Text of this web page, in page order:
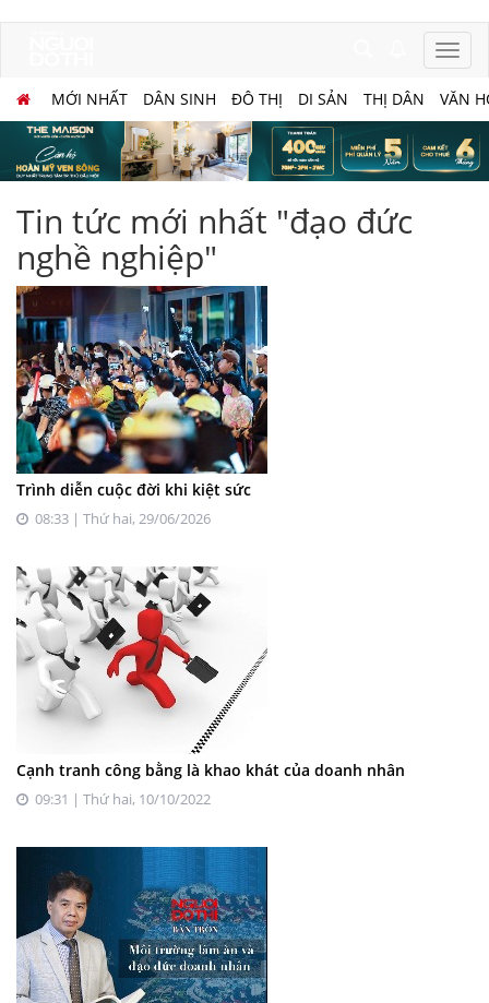
MỚI NHẤT DÂN SINH ĐÔ THỊ DI SẢN THỊ DÂN VĂN
Tin tức mới nhất "đạo đức
nghề nghiệp"
Trình diễn cuộc đời khi kiệt sức
08:33 | Thứ hai, 29/06/2026
Cạnh tranh công bằng là khao khát của doanh nhân
09:31 | Thứ hai, 10/10/2022